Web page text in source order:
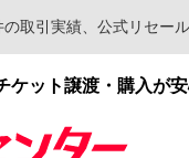
取引実績、公式リセー
ット譲渡・購入が